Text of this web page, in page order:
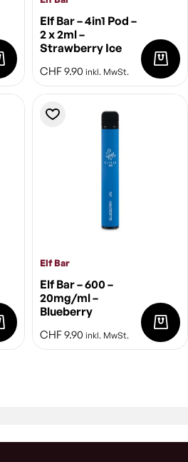
Elf Bar – 4in1 Pod –
2 x 2ml –
Strawberry Ice
CHF9.90 inkl. MwSt.
Elf Bar
Elf Bar – 600 –
20mg/ml –
Blueberry
CHF9.90 inkl. MwSt.